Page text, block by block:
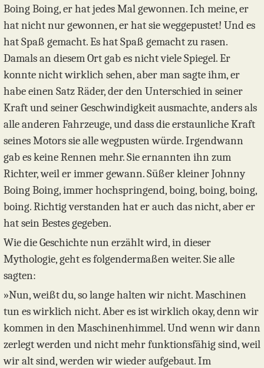
Boing Boing, er hat jedes Mal gewonnen. Ich meine, er
hat nicht nur gewonnen, er hat sie weggepustet! Und es
hat Spaß gemacht. Es hat Spaß gemacht zu rasen.
Damals an diesem Ort gab es nicht viele Spiegel. Er
konnte nicht wirklich sehen, aber man sagte ihm, er
habe einen Satz Räder, der den Unterschied in seiner
Kraft und seiner Geschwindigkeit ausmachte, anders als
alle anderen Fahrzeuge, und dass die erstaunliche Kraft
seines Motors sie alle wegpusten würde. Irgendwann
gab es keine Rennen mehr. Sie ernannten ihn zum
Richter, weil er immer gewann. Süßer kleiner Johnny
Boing Boing, immer hochspringend, boing, boing, boing,
boing. Richtig verstanden hat er auch das nicht, aber er
hat sein Bestes gegeben.
Wie die Geschichte nun erzählt wird, in dieser
Mythologie, geht es folgendermaßen weiter. Sie alle
sagten:
»Nun, weißt du, so lange halten wir nicht. Maschinen
tun es wirklich nicht. Aber es ist wirklich okay, denn wir
kommen in den Maschinenhimmel. Und wenn wir dann
zerlegt werden und nicht mehr funktionsfähig sind, weil
wir alt sind, werden wir wieder aufgebaut. Im